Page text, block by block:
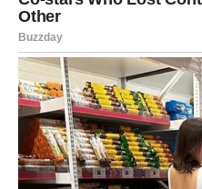
uzajamnog uvažavanja učinio
Njegov odlazak nije čin mržnje
da sačuva svoje mentalno
da je svaka osoba odgovorna
hrabrost da se ode veća od
Poruka koju šalje drugima
nezadovoljstva nakupljaju